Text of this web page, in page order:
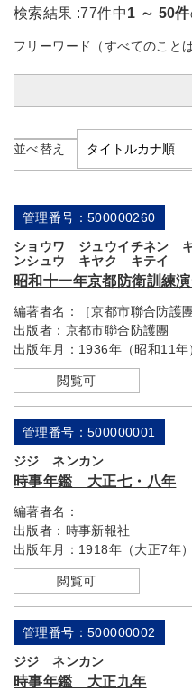
検索結果 :77件中1 ～ 50件
フリーワード（すべてのこと
最後へ
並べ替え
管理番号：500000260
ショウワ ジュウイチネン
ンシュウ キヤク キテイ
昭和十一年京都防衛訓練
編著者名：
［京都市聯合防護團
出版者： 京都市聯合防護團
出版年月： 1936年（昭和11年
閲覧可
管理番号：500000001
ジジ ネンカン
時事年鑑 大正七・八年
編著者名：
出版者： 時事新報社
出版年月： 1918年（大正7年
閲覧可
管理番号：500000002
ジジ ネンカン
時事年鑑 大正九年